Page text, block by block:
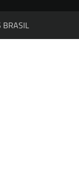
BRASIL